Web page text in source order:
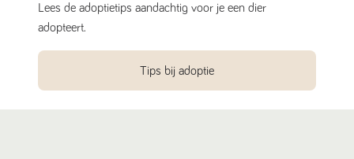
Lees de adoptietips aandachtig voor je een dier
adopteert.
Tips bij adoptie